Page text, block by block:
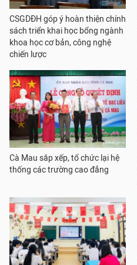
CSGDĐH góp ý hoàn thiện chính
sách triển khai học bổng ngành
khoa học cơ bản, công nghệ
chiến lược
Cà Mau sắp xếp, tổ chức lại hệ
thống các trường cao đẳng